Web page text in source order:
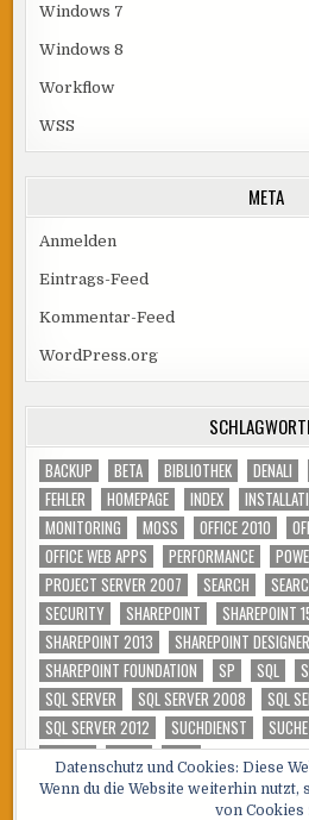
Datenschutz und Cookies: Diese
Wenn du die Website weiterhin
von Cookies
Windows 7
Windows 8
Workflow
WSS
META
Anmelden
Eintrags-Feed
Kommentar-Feed
WordPress.org
BACKUP BETA BIBLIOTHEK DENALI
FEHLER
HOMEPAGE INDEX
MONITORING
MOSS OFFICE 2010
OFFICE WEB APPS
PERFORMANCE
PROJECT SERVER 2007
SEARCH
SECURITY
SHAREPOINT SHAREPOINT
SHAREPOINT 2013
SHAREPOINT DESIGNER
SHAREPOINT FOUNDATION
SP SQL
SQL SERVER
SQL SERVER 2008
SQL
SQL SERVER 2012
SUCHDIENST SUCHE
TUNING
VIDEO WSS